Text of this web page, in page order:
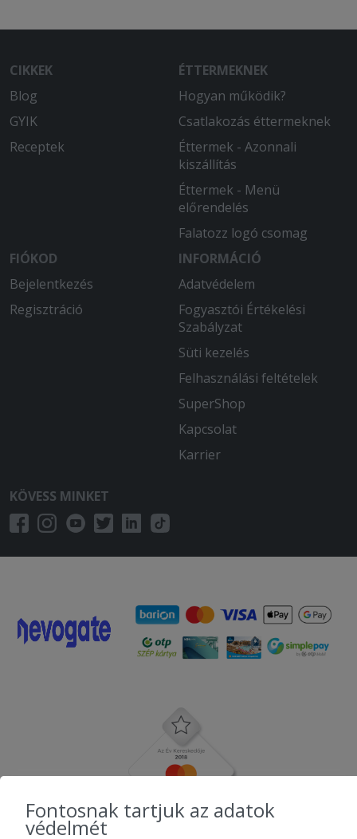
CIKKEK
Blog
GYIK
Receptek
ÉTTERMEKNEK
Hogyan működik?
Csatlakozás éttermeknek
Éttermek - Azonnali
kiszállítás
Éttermek - Menü
előrendelés
Falatozz logó csomag
FIÓKOD
Bejelentkezés
Regisztráció
INFORMÁCIÓ
Adatvédelem
Fogyasztói Értékelési
Szabályzat
Süti kezelés
Felhasználási feltételek
SuperShop
Kapcsolat
Karrier
KÖVESS MINKET
Fontosnak tartjuk az adatok
védelmét